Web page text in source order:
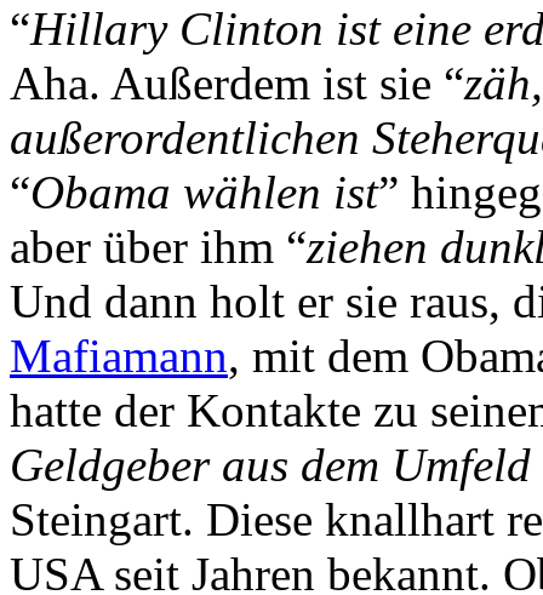
“Hillary Clinton ist eine
Aha. Außerdem ist sie “
außerordentlichen
“Obama wählen ist”
aber über ihm “ziehen
Und dann holt er sie raus,
Mafiamann, mit dem
hatte der Kontakte zu
Geldgeber aus dem
Steingart. Diese knallhart
USA seit Jahren bekannt.